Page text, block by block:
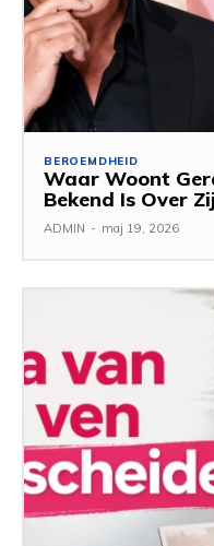
BEROEMDHEID
Waar Woont
Bekend Is Over
ADMIN - maj 19, 2026